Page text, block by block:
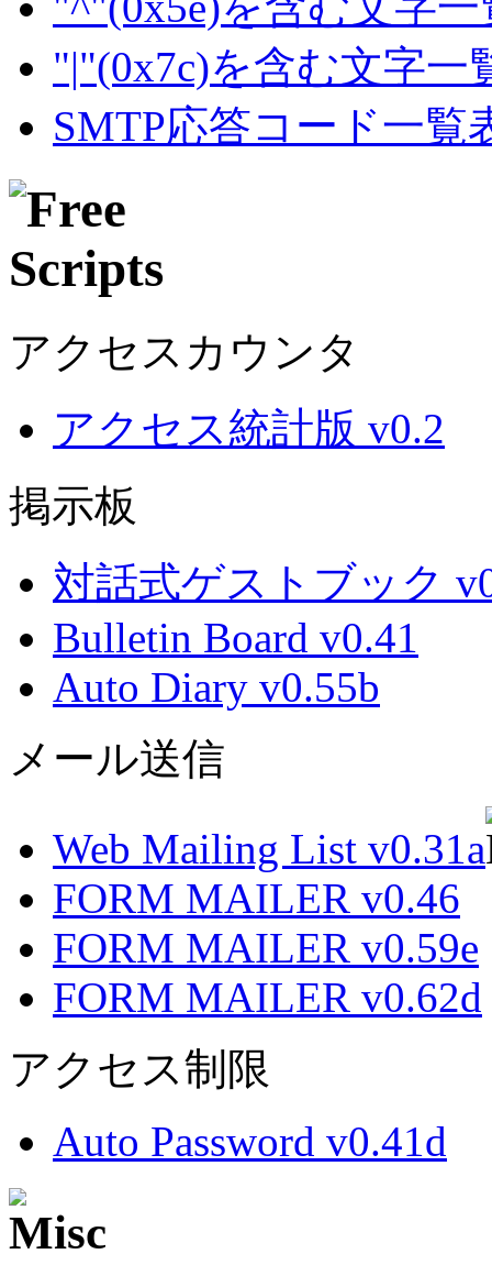
"|"(0x7c)を含む文字一
SMTP応答コード一覧
アクセスカウンタ
アクセス統計版 v0.2
掲示板
対話式ゲストブック
Bulletin Board v0.41
Auto Diary v0.55b
メール送信
Web Mailing List v0.31a
FORM MAILER v0.46
FORM MAILER v0.59e
FORM MAILER v0.62d
アクセス制限
Auto Password v0.41d